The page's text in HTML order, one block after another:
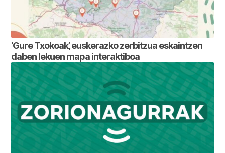
‘Gure Txokoak’, euskerazko zerbitzua eskaintzen
daben lekuen mapa interaktiboa